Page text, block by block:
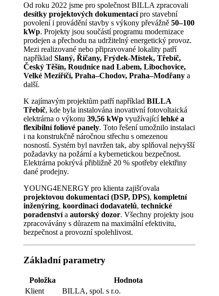
Od roku 2022 jsme pro společnost BILLA zpracovali
desítky projektových dokumentacípro stavební
povolení i provádění stavby s výkony převážně 50–100
kWp. Projekty jsou součástí programu modernizace
prodejen a přechodu na udržitelný energetický provoz.
Mezi realizované nebo připravované lokality patří
například Slaný, Říčany, Frýdek-Místek, Třebíč,
Český Těšín, Roudnice nad Labem, Libochovice,
Velké Meziříčí, Praha–Chodov, Praha–Modřany a
další.
K zajímavým projektům patří například BILLA
Třebíč, kde byla instalována inovativní fotovoltaická
elektrárna o výkonu 39,56 kWp využívajícílehké a
flexibilní foliové panely. Toto řešení umožnilo instalaci
i na konstrukčně náročnou střechu s omezenou
nosností. Systém byl navržen tak, aby splňoval nejvyšší
požadavky na požární a kybernetickou bezpečnost.
Elektrárna pokrývá přibližně 20 % spotřeby elektřiny
dané prodejny.
YOUNG4ENERGY pro klienta zajišťovala
projektovou dokumentaci (DSP, DPS), kompletní
inženýring, koordinaci dodavatelů, technické
poradenstvía autorský dozor. Všechny projekty jsou
zpracovávány s důrazem na maximální efektivitu,
bezpečnost a provozní spolehlivost.
Základní parametry
Položka
Hodnota
Klient
BILLA, spol. s r.o.